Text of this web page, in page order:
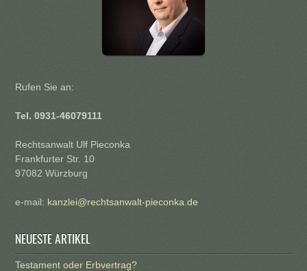
Rufen Sie an:
Tel. 0931-46079111
Rechtsanwalt Ulf Pieconka
Frankfurter Str. 10
97082 Würzburg
e-mail: kanzlei@rechtsanwalt-pieconka.de
NEUESTE ARTIKEL
Testament oder Erbvertrag?